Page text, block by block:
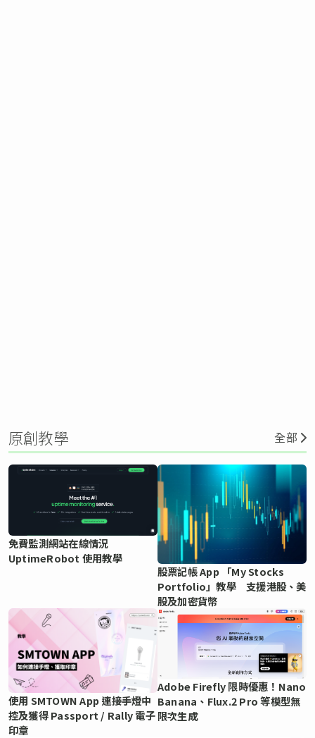
原創教學 全部
免費監測網站在線情況
UptimeRobot 使用教學
股票記帳 App 「My Stocks
Portfolio」教學 支援港股、美
股及加密貨幣
使用 SMTOWN App 連接手燈中
控及獲得 Passport / Rally 電子
印章
Adobe Firefly 限時優惠！Nano
Banana、Flux.2 Pro 等模型無
限次生成